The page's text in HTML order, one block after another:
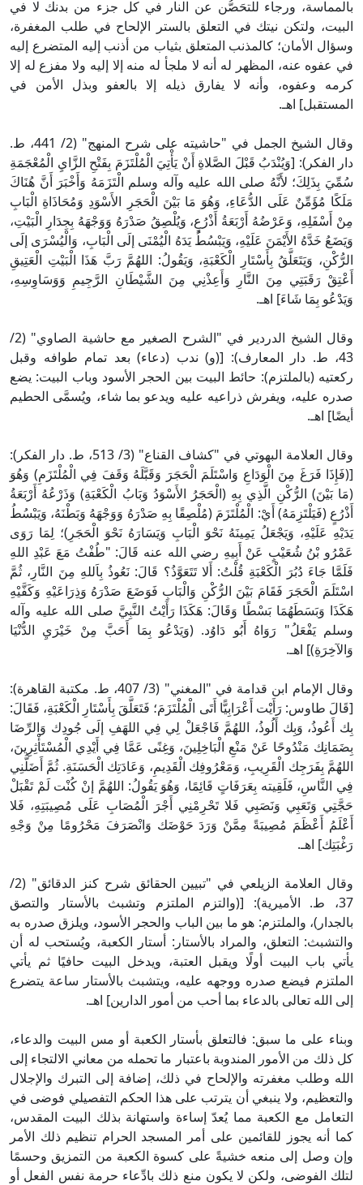
بالمماسة، ورجاء للتحَصُّن عن النار في كل جزء من بدنك لا في
البيت، ولتكن نيتك في التعلق بالستر الإلحاح في طلب المغفرة،
وسؤال الأمان؛ كالمذنب المتعلق بثياب من أذنب إليه المتضرع إليه
في عفوه عنه، المظهر له أنه لا ملجأ له منه إلا إليه ولا مفزع له إلا
كرمه وعفوه، وأنه لا يفارق ذيله إلا بالعفو وبذل الأمن في
المستقبل] اهـ.
وقال الشيخ الجمل في "حاشيته على شرح المنهج" (2/ 441، ط.
دار الفكر): [وَيُنْدَبُ قَبْلَ الصَّلاةِ أَنْ يَأْتِيَ الْمُلْتَزَمَ بِفَتْحِ الزَّايِ الْمُعْجَمَةِ
سُمِّيَ بِذَلِكَ؛ لأَنَّهُ صلى الله عليه وآله وسلم الْتَزَمَهُ وَأَخْبَرَ أَنَّ هُنَاكَ
مَلَكًا مُؤَمِّنٌ عَلَى الدُّعَاءِ، وَهُوَ مَا بَيْنَ الْحَجَرِ الأَسْوَدِ وَمُحَاذَاةِ الْبَابِ
مِنْ أَسْفَلِهِ، وَعَرْضُهُ أَرْبَعَةُ أَذْرُعٍ، وَيُلْصِقُ صَدْرَهُ وَوَجْهَهُ بِجِدَارِ الْبَيْتِ،
وَيَضَعُ خَدَّهُ الأَيْمَنَ عَلَيْهِ، وَيَبْسُطُ يَدَهُ الْيُمْنَى إلَى الْبَابِ، وَالْيُسْرَى إلَى
الرُّكْنِ، وَيَتَعَلَّقُ بِأَسْتَارِ الْكَعْبَةِ، وَيَقُولُ: اللهُمَّ رَبَّ هَذَا الْبَيْتِ الْعَتِيقِ
أَعْتِقْ رَقَبَتِي مِنَ النَّارِ وَأَعِذْنِي مِنَ الشَّيْطَانِ الرَّجِيمِ وَوَسَاوِسِهِ،
وَيَدْعُو بِمَا شَاءَ] اهـ.
وقال الشيخ الدردير في "الشرح الصغير مع حاشية الصاوي" (2/
43، ط. دار المعارف): [(و) ندب (دعاء) بعد تمام طوافه وقبل
ركعتيه (بالملتزم): حائط البيت بين الحجر الأسود وباب البيت: يضع
صدره عليه، ويفرش ذراعيه عليه ويدعو بما شاء، ويُسمَّى الحطيم
أيضًا] اهـ.
وقال العلامة البهوتي في "كشاف القناع" (3/ 513، ط. دار الفكر):
[(فَإِذَا فَرَغَ مِنَ الْوَدَاعِ وَاسْتَلَمَ الْحَجَرَ وَقَبَّلَهُ وَقَفَ فِي الْمُلْتَزَمِ) وَهُوَ
(مَا بَيْنَ) الرُّكْنِ الَّذِي بِهِ (الْحَجَرُ الأَسْوَدُ وَبَابُ الْكَعْبَةِ) وَذَرْعُهُ أَرْبَعَةُ
أَذْرُعٍ (فَيَلْتَزِمَهُ) أَيْ: الْمُلْتَزَمَ (مُلْصِقًا بِهِ صَدْرَهُ وَوَجْهَهُ وَبَطْنَهُ، وَيَبْسُطُ
يَدَيْهِ عَلَيْهِ، وَيَجْعَلُ يَمِينَهُ نَحْوَ الْبَابِ وَيَسَارَهُ نَحْوَ الْحَجَرِ)؛ لِمَا رَوَى
عَمْرُو بْنُ شُعَيْبٍ عَنْ أَبِيهِ رضي الله عنه قَالَ: "طُفْتُ مَعَ عَبْدِ اللهِ
فَلَمَّا جَاءَ دُبُرَ الْكَعْبَةِ قُلْتُ: أَلا تَتَعَوَّذُ؟ قَالَ: نَعُوذُ بِاَللهِ مِنَ النَّارِ، ثُمَّ
اسْتَلَمَ الْحَجَرَ فَقَامَ بَيْنَ الرُّكْنِ وَالْبَابِ فَوَضَعَ صَدْرَهُ وَذِرَاعَيْهِ وَكَفَّيْهِ
هَكَذَا وَبَسَطَهُمَا بَسْطًا وَقَالَ: هَكَذَا رَأَيْتُ النَّبِيَّ صلى الله عليه وآله
وسلم يَفْعَلُ" رَوَاهُ أَبُو دَاوُد. (وَيَدْعُو بِمَا أَحَبَّ مِنْ خَيْرَيِ الدُّنْيَا
وَالآخِرَةِ)] اهـ.
وقال الإمام ابن قدامة في "المغني" (3/ 407، ط. مكتبة القاهرة):
[قَالَ طاوس: رَأَيْت أَعْرَابِيًّا أَتَى الْمُلْتَزَمَ؛ فَتَعَلَّقَ بِأَسْتَارِ الْكَعْبَةِ، فَقَالَ:
بِك أَعُوذُ، وَبِك أَلُوذُ، اللهُمَّ فَاجْعَلْ لِي فِي اللهَفِ إلَى جُودِك وَالرِّضَا
بِضَمَانِك مَنْدُوحًا عَنْ مَنْعِ الْبَاخِلِينَ، وَغِنًى عَمَّا فِي أَيْدِي الْمُسْتَأْثِرِينَ،
اللهُمَّ بِفَرَجِك الْقَرِيبِ، وَمَعْرُوفِك الْقَدِيمِ، وَعَادَتِك الْحَسَنَةِ. ثُمَّ أَضَلَّنِي
فِي النَّاسِ، فَلَقِيته بِعَرَفَاتٍ قَائِمًا، وَهُوَ يَقُولُ: اللهُمَّ إنْ كُنْت لَمْ تَقْبَلْ
حَجَّتِي وَتَعَبِي وَنَصَبِي فَلا تَحْرِمْنِي أَجْرَ الْمُصَابِ عَلَى مُصِيبَتِهِ، فَلا
أَعْلَمُ أَعْظَمَ مُصِيبَةً مِمَّنْ وَرَدَ حَوْضَك وَانْصَرَفَ مَحْرُومًا مِنْ وَجْهِ
رَغْبَتِك] اهـ.
وقال العلامة الزيلعي في "تبيين الحقائق شرح كنز الدقائق" (2/
37، ط. الأميرية): [(والتزم الملتزم وتشبث بالأستار والتصق
بالجدار)، والملتزم: هو ما بين الباب والحجر الأسود، ويلزق صدره به
والتشبث: التعلق، والمراد بالأستار: أستار الكعبة، ويُستحب له أن
يأتي باب البيت أولًا ويقبل العتبة، ويدخل البيت حافيًا ثم يأتي
الملتزم فيضع صدره ووجهه عليه، ويتشبث بالأستار ساعة يتضرع
إلى الله تعالى بالدعاء بما أحب من أمور الدارين] اهـ.
وبناء على ما سبق: فالتعلق بأستار الكعبة أو مس البيت والدعاء،
كل ذلك من الأمور المندوبة باعتبار ما تحمله من معاني الالتجاء إلى
الله وطلب مغفرته والإلحاح في ذلك، إضافة إلى التبرك والإجلال
والتعظيم، ولا ينبغي أن يترتب على هذا الحكم التفصيلي فوضى في
التعامل مع الكعبة مما يُعدّ إساءة واستهانة بذلك البيت المقدس،
كما أنه يجوز للقائمين على أمر المسجد الحرام تنظيم ذلك الأمر
وإن وصل إلى منعه خشيةً على كسوة الكعبة من التمزيق وحسمًا
لتلك الفوضى، ولكن لا يكون منع ذلك بادِّعاء حرمة نفس الفعل أو